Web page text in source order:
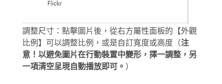
調整尺寸：點擊圖片後，從右方屬性面板的【外觀
比例】可以調整比例，或是自訂寬度或高度（注
意！以避免圖片在行動裝置中變形， 擇一調整，另
一項清空呈現自動播放即可 。 ）